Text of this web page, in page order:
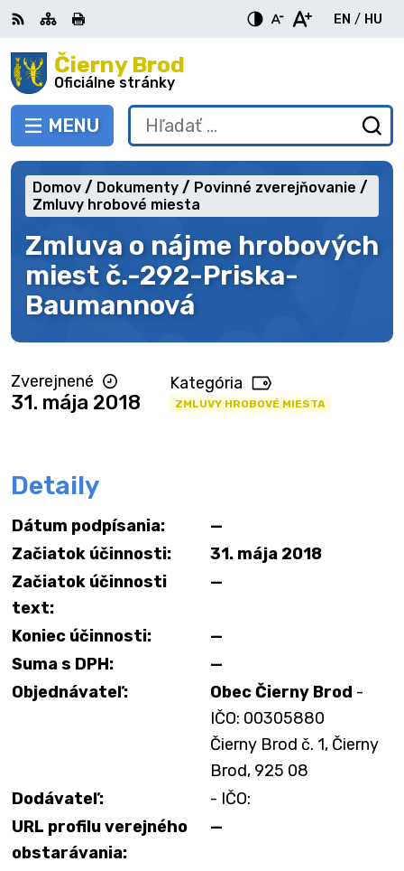
Preskočiť
na
obsah Čierny Brod
Oficiálne stránky
PREPNÚŤ
MENU
RSS MapaTlačiť
EN
English
/ HU
Hľadať:
Zmluva o nájme hrobových
miest č.-292-Priska-
Baumannová
Domov Dokumenty
Povinné zverejňovanie
Zmluvy hrobové miesta
Zverejnené
31. mája 2018
Kategória
ZMLUVY HROBOVÉ MIESTA
Detaily
Dátum podpísania:
—
Začiatok účinnosti:
31. mája 2018
Začiatok účinnosti
text:
—
Koniec účinnosti:
—
Suma s DPH:
—
Objednávateľ:
Obec Čierny Brod -
IČO: 00305880
Čierny Brod č. 1, Čierny
Brod, 925 08
Dodávateľ:
- IČO:
URL profilu verejného
obstarávania:
—